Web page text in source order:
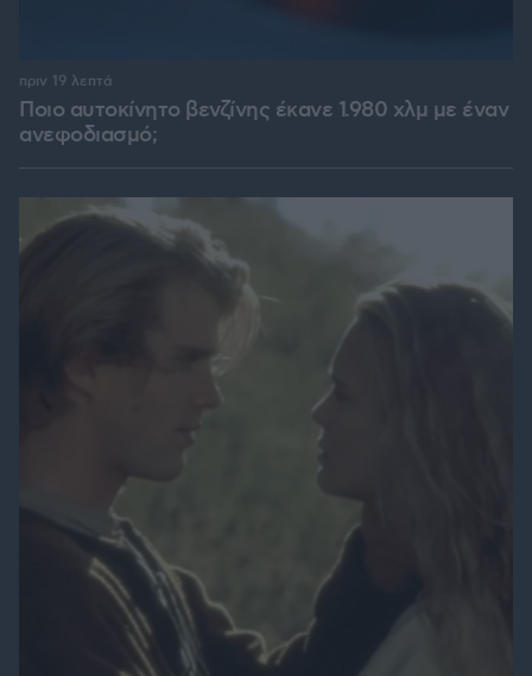
Ποιο αυτοκίνητο βενζίνης έκανε 1.980 χλμ με έναν
ανεφοδιασμό;
πριν 19 λεπτά